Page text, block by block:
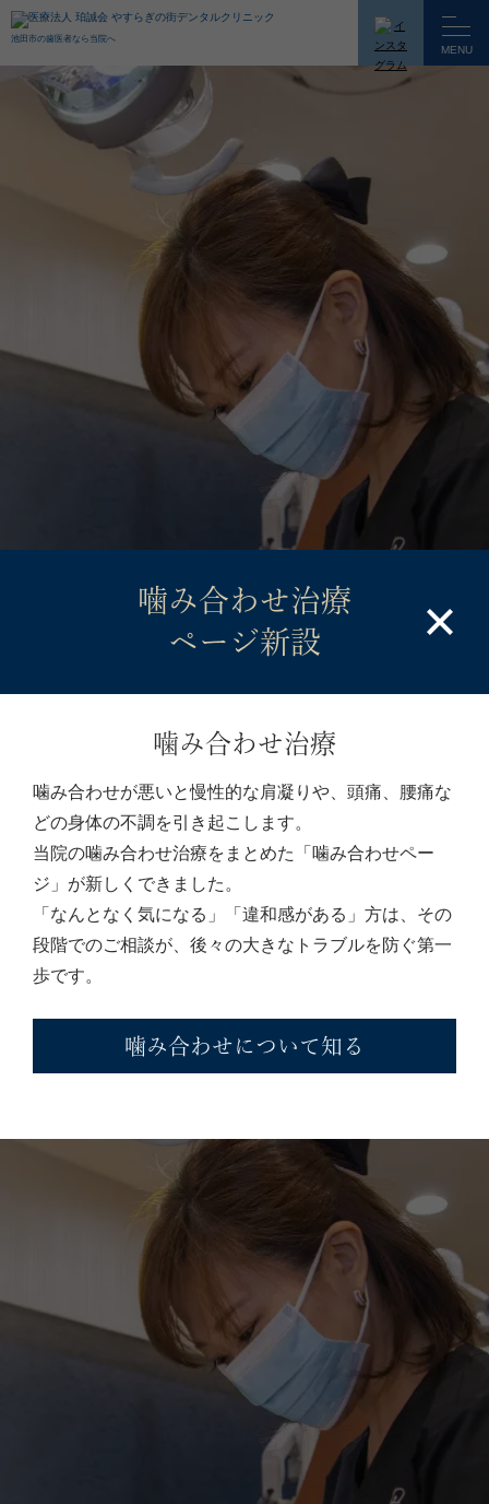
池田市の歯医者なら当院へ
噛み合わせ治療
ページ新設
噛み合わせ治療
噛み合わせが悪いと慢性的な肩凝りや、頭痛、腰痛な
どの身体の不調を引き起こします。
当院の噛み合わせ治療をまとめた「噛み合わせペー
ジ」が新しくできました。
「なんとなく気になる」「違和感がある」方は、その
段階でのご相談が、後々の大きなトラブルを防ぐ第一
歩です。
噛み合わせについて知る